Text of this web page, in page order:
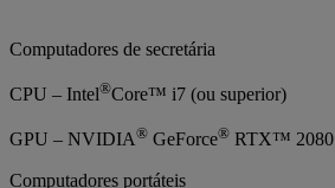
Computadores de secretária
CPU – Intel®Core™ i7 (ou superior)
GPU – NVIDIA® GeForce® RTX™ 2080
Computadores portáteis